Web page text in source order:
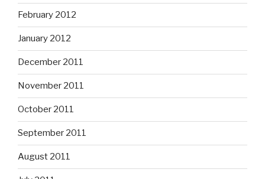
February 2012
January 2012
December 2011
November 2011
October 2011
September 2011
August 2011